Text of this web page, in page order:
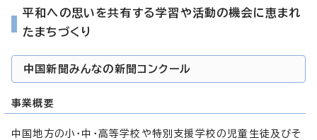
平和への思いを共有する学習や活動の機会に恵まれ
たまちづくり
中国新聞みんなの新聞コンクール
事業概要
中国地方の小・中・高等学校や特別支援学校の児童生徒及びそ